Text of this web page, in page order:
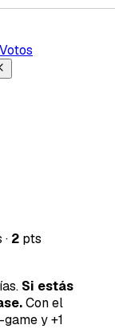
· 2 pts
Si estás
Con el
y +1